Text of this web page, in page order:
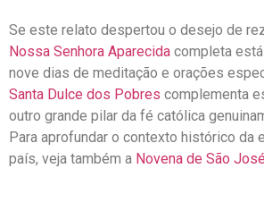
Se este relato despertou o desejo de
Nossa Senhora Aparecida completa
nove dias de meditação e orações
Santa Dulce dos Pobres complementa
outro grande pilar da fé católica
Para aprofundar o contexto histórico da
país, veja também a Novena de São